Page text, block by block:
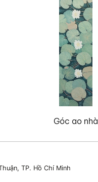
Góc ao nhà
TP. Hồ Chí Minh